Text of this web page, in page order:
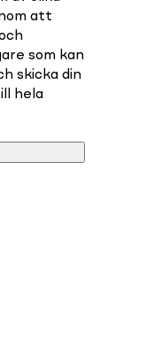
att
som kan
skicka din
hela